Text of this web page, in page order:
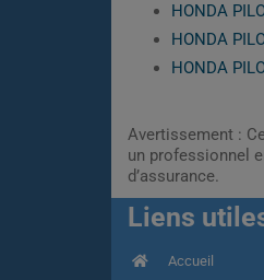
HONDA
HONDA
HONDA
Avertissement :
un professionnel
d’assurance.
Liens
Accueil